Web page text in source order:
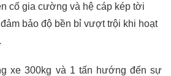
cố gia cường và hệ cáp kép tời
bảo độ bền bỉ vượt trội khi hoạt
xe 300kg và 1 tấn hướng đến sự